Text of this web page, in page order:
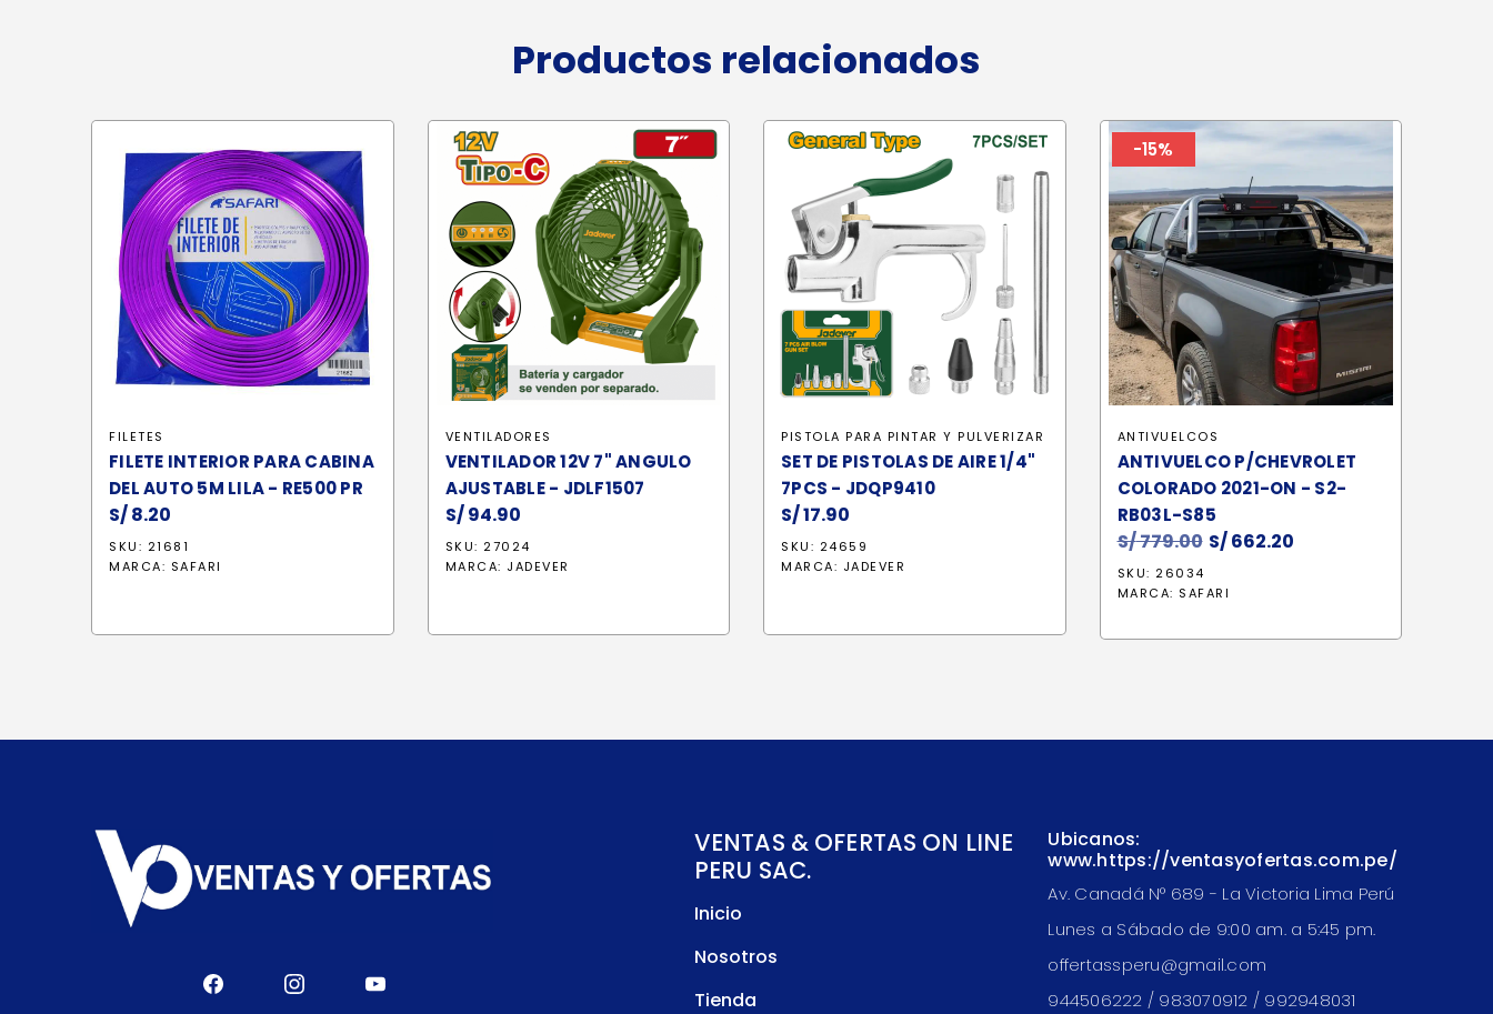
Productos relacionados
FILETES
FILETE INTERIOR PARA CABINA
DEL AUTO 5M LILA - RE500 PR
S/8.20
SKU: 21681
MARCA: SAFARI
VENTILADORES
VENTILADOR 12V 7" ANGULO
AJUSTABLE - JDLF1507
S/94.90
SKU: 27024
MARCA: JADEVER
PISTOLA PARA PINTAR Y PULVERIZAR
SET DE PISTOLAS DE AIRE 1/4"
7PCS - JDQP9410
S/17.90
SKU: 24659
MARCA: JADEVER
-15%
ANTIVUELCOS
ANTIVUELCO P/CHEVROLET
COLORADO 2021-ON - S2-
RB03L-S85
S/779.00 El
original
S/ 779.00.
S/662.20
S/ 662.20.
SKU: 26034
MARCA: SAFARI
VENTAS & OFERTAS ON LINE
PERU SAC.
Inicio
Nosotros
Tienda
Ubicanos:
www.https://ventasyofertas.com.pe/
Av. Canadá N° 689 - La Victoria Lima Perú
Lunes a Sábado de 9:00 am. a 5:45 pm.
offertassperu@gmail.com
944506222 / 983070912 / 992948031